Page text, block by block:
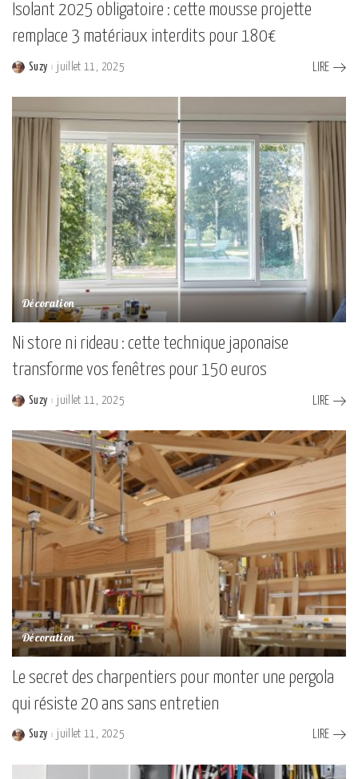
Isolant 2025 obligatoire : cette mousse projette
remplace 3 matériaux interdits pour 180€
Posted
Suzy juillet 11, 2025 LIRE
Décoration
Ni store ni rideau : cette technique japonaise
transforme vos fenêtres pour 150 euros
Posted
Suzy juillet 11, 2025 LIRE
Décoration
Le secret des charpentiers pour monter une pergola
qui résiste 20 ans sans entretien
Posted
Suzy juillet 11, 2025 LIRE